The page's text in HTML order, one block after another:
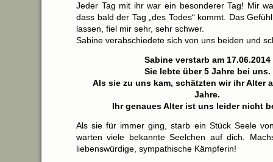
Jeder Tag mit ihr war ein besonderer Tag! Mir
dass bald der Tag „des Todes“ kommt. Das
lassen, fiel mir sehr, sehr schwer.
Sabine verabschiedete sich von uns beiden und
Sabine verstarb am 17.06.2014
Sie lebte über 5 Jahre bei uns.
Als sie zu uns kam, schätzten wir ihr Alter
Jahre.
Ihr genaues Alter ist uns leider nicht
Als sie für immer ging, starb ein Stück Seele
warten viele bekannte Seelchen auf dich.
liebenswürdige, sympathische Kämpferin!